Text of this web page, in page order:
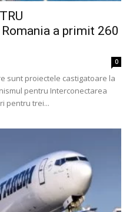
Romania a primit 260
0
sunt proiectele castigatoare la
pentru Interconectarea
pentru trei...